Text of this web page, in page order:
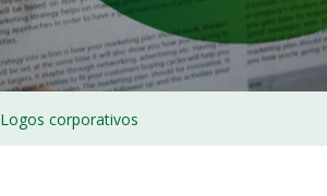
Logos corporativos